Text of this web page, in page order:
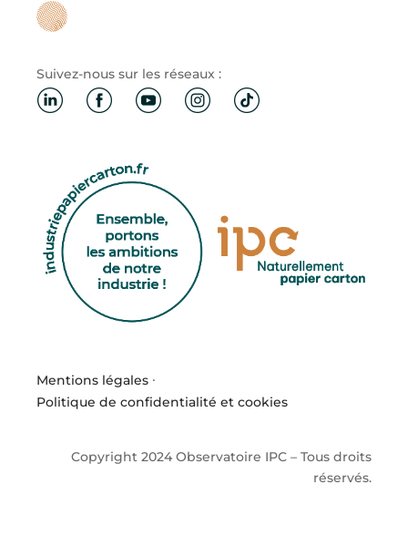
Suivez-nous sur les réseaux :
Mentions légales ·
Politique de confidentialité et cookies
Copyright 2024 Observatoire IPC – Tous droits
réservés.